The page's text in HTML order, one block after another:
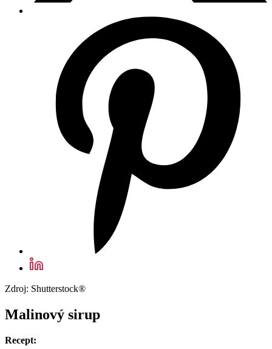
Zdroj: Shutterstock®
Malinový sirup
Recept: